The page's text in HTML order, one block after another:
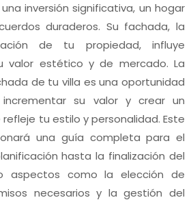
inversión significativa, un hogar
duraderos. Su fachada, la
de tu propiedad, influye
valor estético y de mercado. La
de tu villa es una oportunidad
incrementar su valor y crear un
tu estilo y personalidad. Este
una guía completa para el
hasta la finalización del
aspectos como la elección de
necesarios y la gestión del